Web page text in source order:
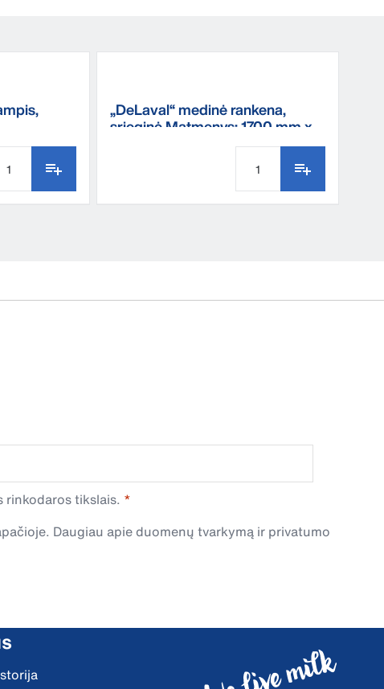
„DeLaval“ medinė rankena,
srieginė Matmenys: 1700 mm x
rinkodaros tikslais.
Daugiau apie duomenų tvarkymą ir privatumo